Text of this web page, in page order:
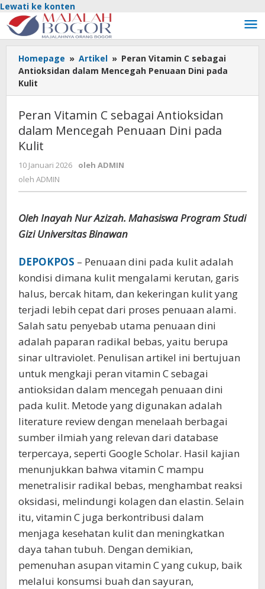
Lewati ke konten
Homepage » Artikel » Peran Vitamin C sebagai
Antioksidan dalam Mencegah Penuaan Dini pada
Kulit
Peran Vitamin C sebagai Antioksidan
dalam Mencegah Penuaan Dini pada
Kulit
10 Januari 2026 oleh ADMIN
oleh ADMIN
Oleh Inayah Nur Azizah. Mahasiswa Program Studi
Gizi Universitas Binawan
DEPOKPOS – Penuaan dini pada kulit adalah
kondisi dimana kulit mengalami kerutan, garis
halus, bercak hitam, dan kekeringan kulit yang
terjadi lebih cepat dari proses penuaan alami.
Salah satu penyebab utama penuaan dini
adalah paparan radikal bebas, yaitu berupa
sinar ultraviolet. Penulisan artikel ini bertujuan
untuk mengkaji peran vitamin C sebagai
antioksidan dalam mencegah penuaan dini
pada kulit. Metode yang digunakan adalah
literature review dengan menelaah berbagai
sumber ilmiah yang relevan dari database
terpercaya, seperti Google Scholar. Hasil kajian
menunjukkan bahwa vitamin C mampu
menetralisir radikal bebas, menghambat reaksi
oksidasi, melindungi kolagen dan elastin. Selain
itu, vitamin C juga berkontribusi dalam
menjaga kesehatan kulit dan meningkatkan
daya tahan tubuh. Dengan demikian,
pemenuhan asupan vitamin C yang cukup, baik
melalui konsumsi buah dan sayuran,